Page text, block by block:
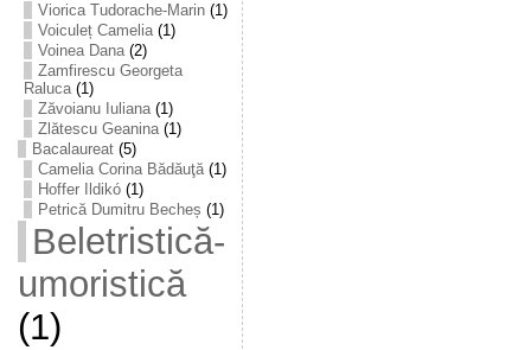
Viorica Tudorache-Marin(1)
Voiculeț Camelia(1)
Voinea Dana(2)
Zamfirescu Georgeta
Raluca(1)
Zăvoianu Iuliana(1)
Zlătescu Geanina(1)
Bacalaureat(5)
Camelia Corina Bădăuţă(1)
Hoffer Ildikó(1)
Petrică Dumitru Becheș (1)
Beletristică-
umoristică
(1)